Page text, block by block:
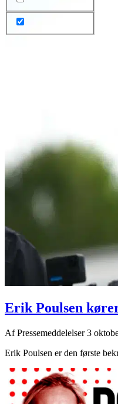
Erik Poulsen
AfPressemeddelelser3
Erik Poulsen er den første